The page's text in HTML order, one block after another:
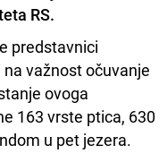
RS.
predstavnici
na važnost očuvanje
ovoga
163 vrste ptica, 630
u pet jezera.